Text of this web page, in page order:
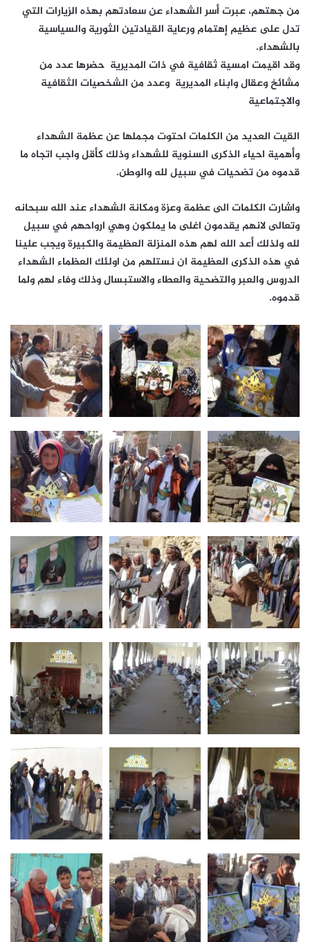
من جهتهم، عبرت أسر الشهداء عن سعادتهم بهذه الزيارات التي
تدل على عظيم إهتمام ورعاية القيادتين الثورية والسياسية
بالشهداء.
وقد اقيمت امسية ثقافية في ذات المديرية حضرها عدد من
مشائخ وعقال وابناء المديرية وعدد من الشخصيات الثقافية
والاجتماعية
القيت العديد من الكلمات احتوت مجملها عن عظمة الشهداء
وأهمية احياء الذكرى السنوية للشهداء وذلك كأقل واجب اتجاه ما
قدموه من تضحيات في سبيل لله والوطن.
واشارت الكلمات الى عظمة وعزة ومكانة الشهداء عند الله سبحانه
وتعالى لانهم يقدمون اغلى ما يملكون وهي ارواحهم في سبيل
لله ولذلك أعد الله لهم هذه المنزلة العظيمة والكبيرة ويجب علينا
في هذه الذكرى العظيمة ان نستلهم من اولئك العظماء الشهداء
الدروس والعبر والتضحية والعطاء والاستبسال وذلك وفاء لهم ولما
قدموه.